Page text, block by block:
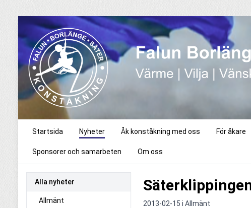
Startsida Nyheter Åk konståkning med oss För åkare
Sponsorer och samarbeten Om oss
Alla nyheter
Allmänt 2013-02-15 i Allmänt